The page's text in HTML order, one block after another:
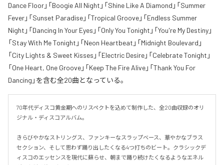
Dance Floor」「Boogie All Night」「Shine Like A Diamond」「Summer
Fever」「Sunset Paradise」「Tropical Groove」「Endless Summer
Night」「Dancing In Your Eyes」「Only You Tonight」「You're My Destiny」
「Stay With Me Tonight」「Neon Heartbeat」「Midnight Boulevard」
「City Lights & Sweet Kisses」「Electric Desire」「Celebrate Tonight」
「One Heart, One Groove」「Keep The Fire Alive」「Thank You For
Dancing」を含む全20曲となっている。
70年代ディスコ黄金期へのリスペクトを込めて制作した、全20曲収録のオリ
ジナル・ディスコアルバム。
きらびやかなストリングス、ファンキーなスラップベース、華やかなブラス
セクション、そして思わず踊り出したくなる4つ打ちのビート。クラシックデ
ィスコのエッセンスを現代に蘇らせ、朝まで踊り続けたくなるようなエネル